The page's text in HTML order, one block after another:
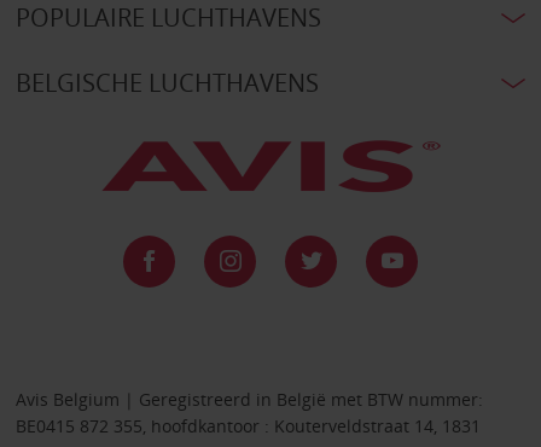
POPULAIRE LUCHTHAVENS
BELGISCHE LUCHTHAVENS
Avis Belgium | Geregistreerd in België met BTW nummer:
BE0415 872 355, hoofdkantoor : Kouterveldstraat 14, 1831